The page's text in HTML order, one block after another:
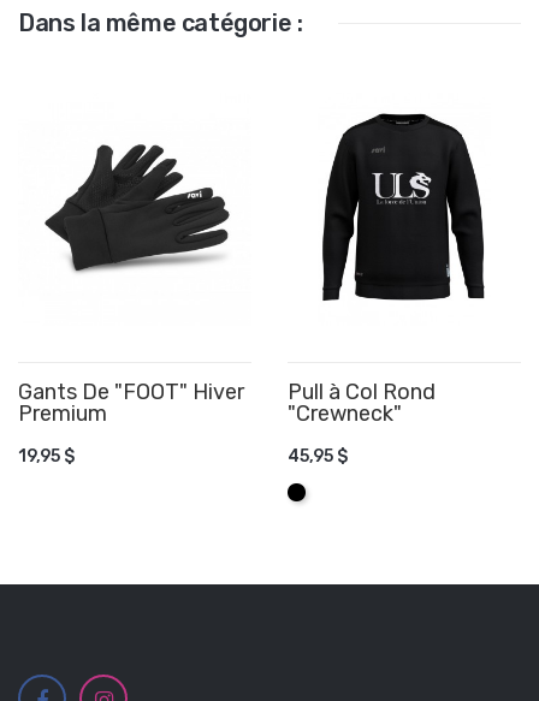
Dans la même catégorie :
​Gants De "FOOT" Hiver
Premium
19,95 $
AJOUTER AU PANIER
Pull à Col Rond
"Crewneck"
45,95 $
Noir
AJOUTER AU PANIER